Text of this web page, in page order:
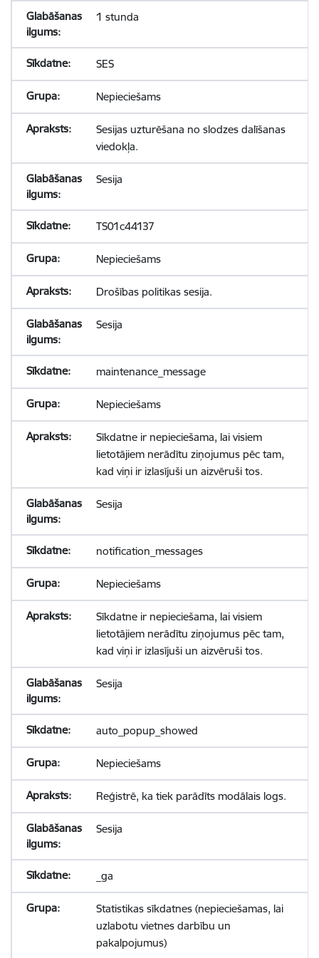
1 stunda
SES
Nepieciešams
Sesijas uzturēšana no slodzes dalīšanas
viedokļa.
Sesija
TS01c44137
Nepieciešams
Drošības politikas sesija.
Sesija
maintenance_message
Nepieciešams
Sīkdatne ir nepieciešama, lai visiem
lietotājiem nerādītu ziņojumus pēc tam,
kad viņi ir izlasījuši un aizvēruši tos.
Sesija
notification_messages
Nepieciešams
Sīkdatne ir nepieciešama, lai visiem
lietotājiem nerādītu ziņojumus pēc tam,
kad viņi ir izlasījuši un aizvēruši tos.
Sesija
auto_popup_showed
Nepieciešams
Reģistrē, ka tiek parādīts modālais logs.
Sesija
_ga
Statistikas sīkdatnes (nepieciešamas, lai
uzlabotu vietnes darbību un
pakalpojumus)